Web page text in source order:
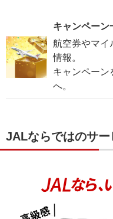
キャンペーン
航空券やマイ
情報。
キャンペーン
へ。
JALならではのサー